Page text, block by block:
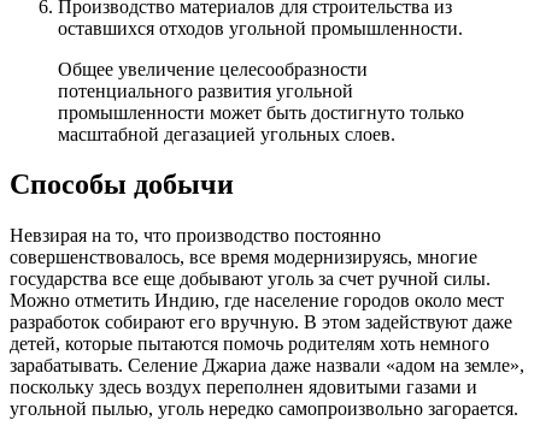
Производство материалов для строительства из
оставшихся отходов угольной промышленности.
Общее увеличение целесообразности
потенциального развития угольной
промышленности может быть достигнуто только
масштабной дегазацией угольных слоев.
Способы добычи
Невзирая на то, что производство постоянно
совершенствовалось, все время модернизируясь, многие
государства все еще добывают уголь за счет ручной силы.
Можно отметить Индию, где население городов около мест
разработок собирают его вручную. В этом задействуют даже
детей, которые пытаются помочь родителям хоть немного
зарабатывать. Селение Джариа даже назвали «адом на земле»,
поскольку здесь воздух переполнен ядовитыми газами и
угольной пылью, уголь нередко самопроизвольно загорается.